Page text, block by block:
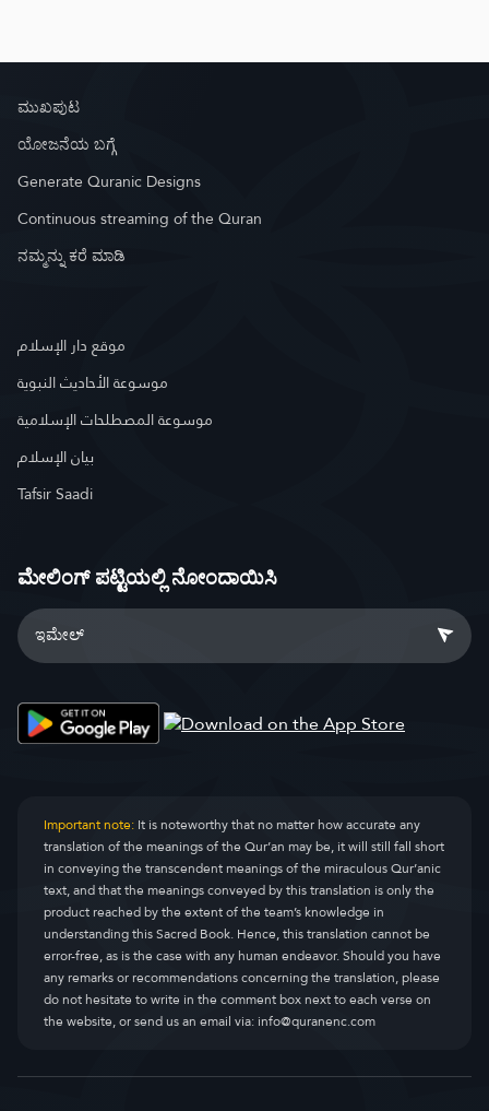
ಮುಖಪುಟ
ಯೋಜನೆಯ ಬಗ್ಗೆ
Generate Quranic Designs
Continuous streaming of the Quran
ನಮ್ಮನ್ನು ಕರೆ ಮಾಡಿ
موقع دار الإسلام
موسوعة الأحاديث النبوية
موسوعة المصطلحات الإسلامية
بيان الإسلام
Tafsir Saadi
ಮೇಲಿಂಗ್ ಪಟ್ಟಿಯಲ್ಲಿ ನೋಂದಾಯಿಸಿ
Important note:It is noteworthy that no matter how accurate any
translation of the meanings of the Qur’an may be, it will still fall short
in conveying the transcendent meanings of the miraculous Qur’anic
text, and that the meanings conveyed by this translation is only the
product reached by the extent of the team’s knowledge in
understanding this Sacred Book. Hence, this translation cannot be
error-free, as is the case with any human endeavor. Should you have
any remarks or recommendations concerning the translation, please
do not hesitate to write in the comment box next to each verse on
the website, or send us an email via:info@quranenc.com